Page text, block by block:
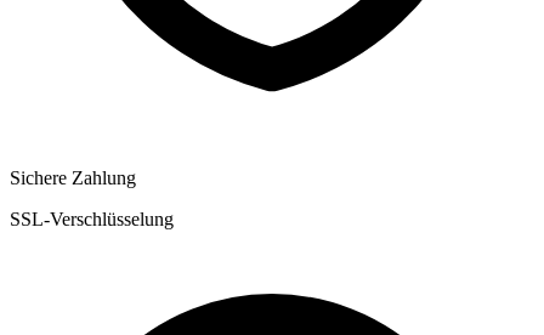
Sichere Zahlung
SSL-Verschlüsselung